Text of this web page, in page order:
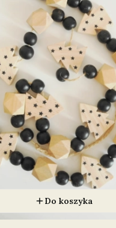
Do koszyka